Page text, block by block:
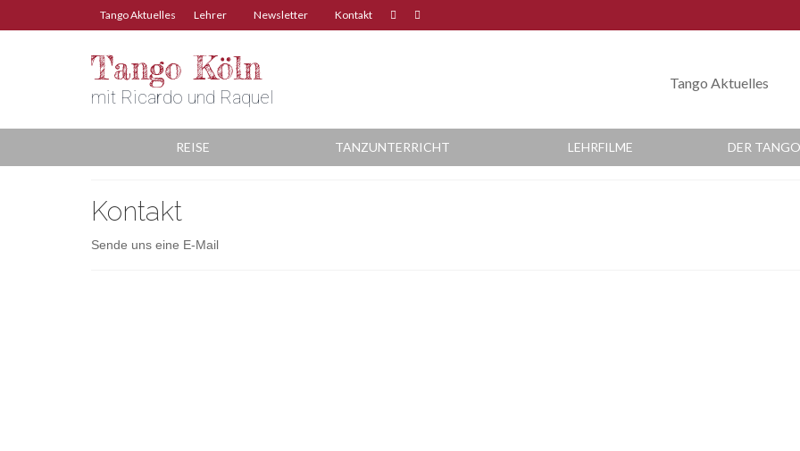
Tango Aktuelles Lehrer Newsletter Kontakt
Tango Köln
mit Ricardo und Raquel
Tango Aktuelles
REISE TANZUNTERRICHT LEHRFILME DER
Kontakt
Sende uns eine E-Mail